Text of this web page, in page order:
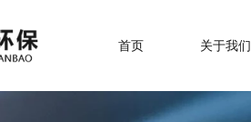
首页 关于我们